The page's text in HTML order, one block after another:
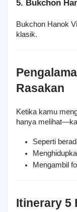
5. Bukchon
Bukchon Hanok
klasik.
Rasakan
Ketika kamu
hanya
Seperti
Mengambil
Itinerary 5